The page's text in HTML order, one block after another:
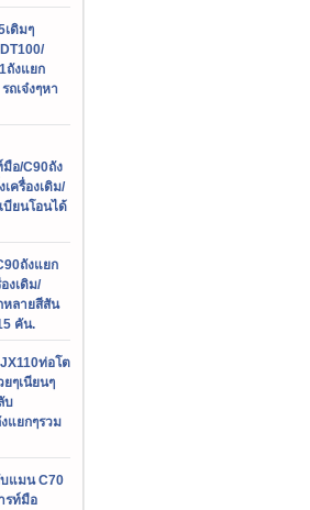
เดิมๆ
ถังแยก
ถเจ๋งๆหา
อ/C90ถัง
ครื่องเดิม/
บียนโอนได้
ถังแยก
งเดิม/
หลายสีสัน
คัน.
ท่อโต
ๆเนียนๆ
บ
แยกๆรวม
แมน C70
รท์มือ